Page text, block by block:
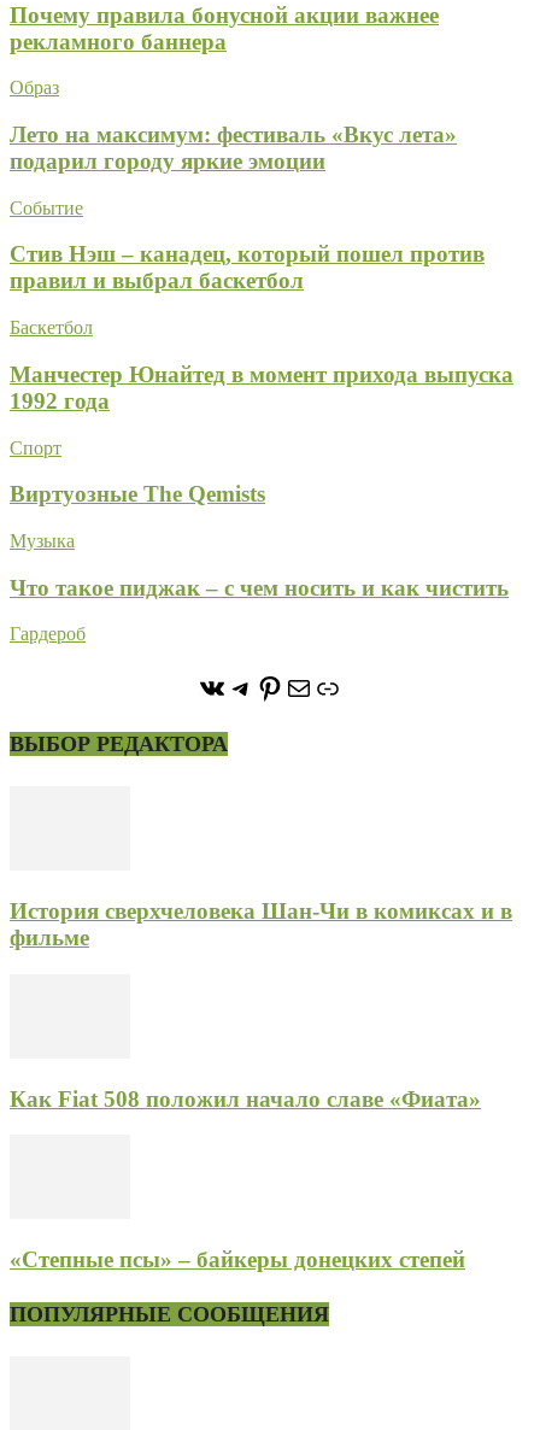
Почему правила бонусной акции важнее
рекламного баннера
Образ
Лето на максимум: фестиваль «Вкус лета»
подарил городу яркие эмоции
Событие
Стив Нэш – канадец, который пошел против
правил и выбрал баскетбол
Баскетбол
Манчестер Юнайтед в момент прихода выпуска
1992 года
Спорт
Виртуозные The Qemists
Музыка
Что такое пиджак – с чем носить и как чистить
Гардероб
https://vk.com/
https://t.me/stoneforest
https://
ПочтаСсылка
ВЫБОР РЕДАКТОРА
История сверхчеловека Шан-Чи в комиксах и в
фильме
Как Fiat 508 положил начало славе «Фиата»
«Степные псы» – байкеры донецких степей
ПОПУЛЯРНЫЕ СООБЩЕНИЯ